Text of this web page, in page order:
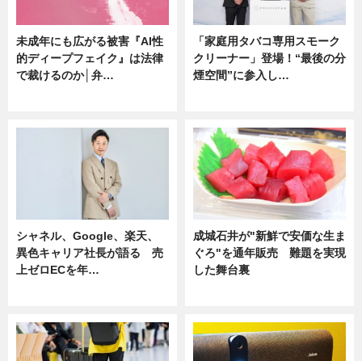
未成年にも広がる被害『AI性
的ディープフェイク』は法律
で裁けるのか│弁…
「家庭用タバコ専用スモーク
クリーナー」登場！“最後の分
煙空間”に参入し…
シャネル、Google、楽天、
異色キャリア社長が語る 売
上ゼロECを年…
成城石井が"新鮮で安価な生ま
ぐろ"を通年販売 難題を実現
した舞台裏